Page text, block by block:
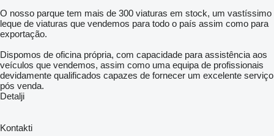
O nosso parque tem mais de 300 viaturas em stock, um vastíssimo
leque de viaturas que vendemos para todo o país assim como para
exportação.
Dispomos de oficina própria, com capacidade para assistência aos
veículos que vendemos, assim como uma equipa de profissionais
devidamente qualificados capazes de fornecer um excelente serviço
pós venda.
Detalji
Kontakti